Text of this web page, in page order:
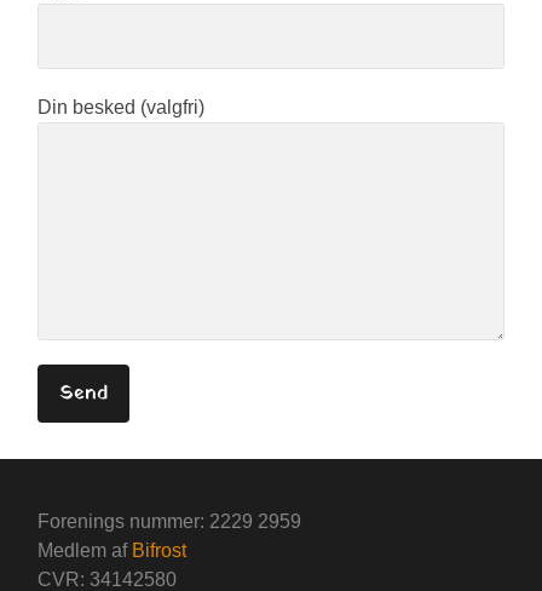
Din besked (valgfri)
Forenings nummer: 2229 2959
Medlem af Bifrost
CVR: 34142580